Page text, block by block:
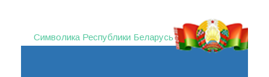
Символика Республики Беларусь